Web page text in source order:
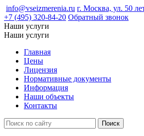
info@vseizmerenia.ru г. Москва, ул. 50
+7 (495) 320-84-20 Обратный звонок
Наши услуги
Наши услуги
Главная
Цены
Лицензия
Нормативные документы
Информация
Наши объекты
Контакты